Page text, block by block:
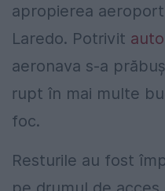
apropierea
Laredo. Potrivit
aeronava s-a
rupt în mai multe
foc.
Resturile au fost